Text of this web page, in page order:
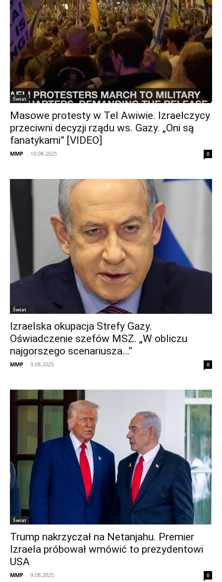
Świat
Masowe protesty w Tel Awiwie. Izraelczycy
przeciwni decyzji rządu ws. Gazy. „Oni są
fanatykami” [VIDEO]
MMP - 10.08.2025 0
Świat
Izraelska okupacja Strefy Gazy.
Oświadczenie szefów MSZ. „W obliczu
najgorszego scenariusza…”
MMP - 9.08.2025 0
Świat
Trump nakrzyczał na Netanjahu. Premier
Izraela próbował wmówić to prezydentowi
USA
MMP - 9.08.2025 0